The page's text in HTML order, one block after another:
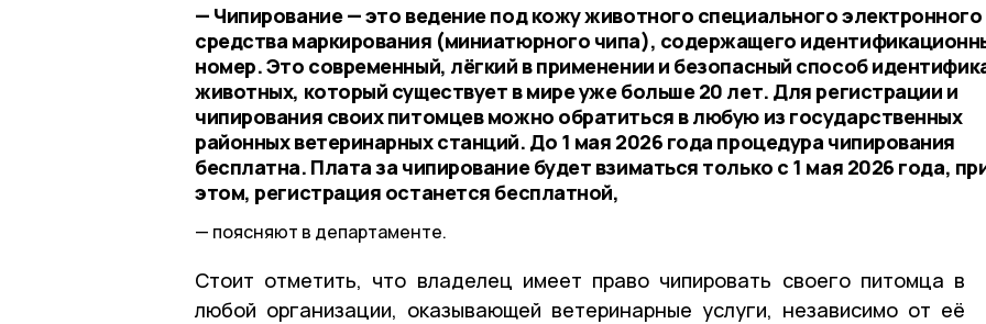
— Чипирование — это ведение под кожу животного специального электронного
средства маркирования (миниатюрного чипа), содержащего
номер. Это современный, лёгкий в применении и безопасный способ
животных, который существует в мире уже больше 20 лет. Для регистрации и
чипирования своих питомцев можно обратиться в любую из государственных
районных ветеринарных станций. До 1 мая 2026 года процедура чипирования
бесплатна. Плата за чипирование будет взиматься только с 1 мая 2026 года,
этом, регистрация останется бесплатной,
поясняют в департаменте.
Стоит отметить, что владелец имеет право чипировать своего питомца в
любой организации, оказывающей ветеринарные услуги, независимо от её